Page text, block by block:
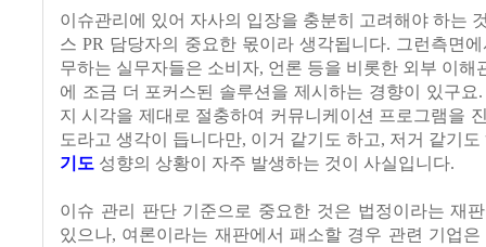
이슈관리에 있어 자사의 입장을 충분히 고려해야 하는
스 PR 담당자의 중요한 몫이라 생각됩니다. 그런측면
무하는 실무자들은 소비자, 언론 등을 비롯한 외부 이해
에 조금 더 포커스된 솔루션을 제시하는 경향이 있구요
지 시각을 제대로 절충하여 커뮤니케이션 프로그램을
도라고 생각이 듭니다만, 이거 같기도 하고, 저거 같기
기도 성향의 상황이 자주 발생하는 것이 사실입니다.
이슈 관리 판단 기준으로 중요한 것은 법정이라는 재
있으나, 여론이라는 재판에서 패소할 경우 관련 기업